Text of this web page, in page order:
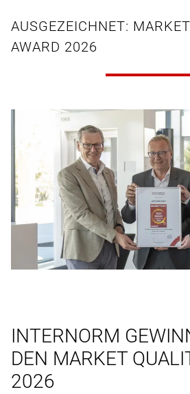
AUSGEZEICHNET:
AWARD 2026
INTERNORM
DEN MARKET
2026